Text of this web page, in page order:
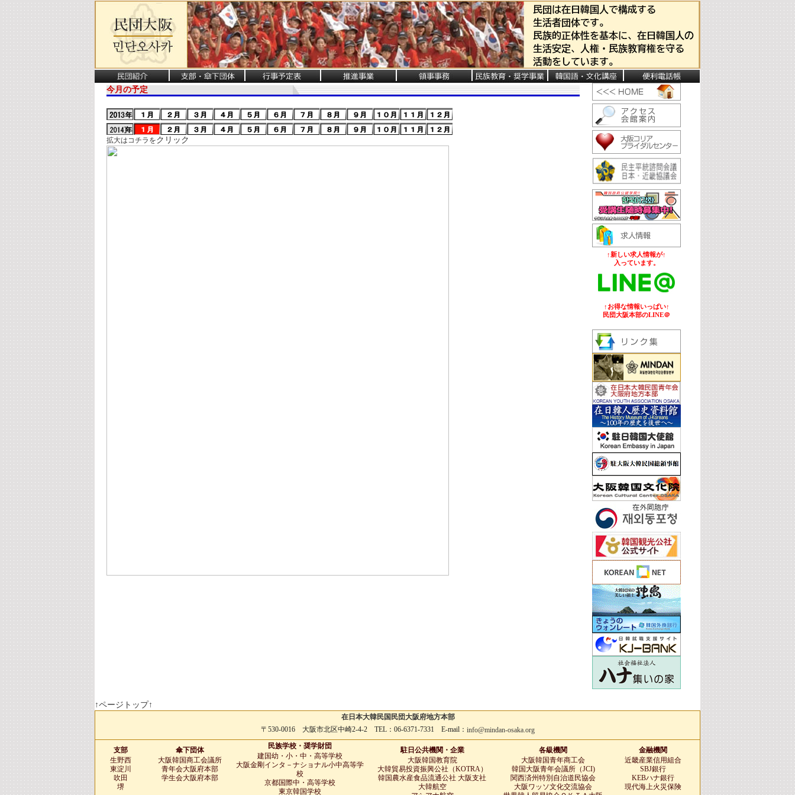
今月の予定
拡大はコチラをクリック
↑新しい求人情報が↑
入っています。
↑お得な情報いっぱい↑
民団大阪本部のLINE＠
↑ページトップ↑
在日本大韓民国民団大阪府地方本部
〒530-0016 大阪市北区中崎2-4-2 TEL：06-6371-7331 E-mail： info@mindan-osaka.org
支部
生野西
東淀川
吹田
堺
傘下団体
大阪韓国商工会議所
青年会大阪府本部
学生会大阪府本部
民族学校・奨学財団
建国幼・小・中・高等学校
大阪金剛インタ－ナショナル小中高等学
校
京都国際中・高等学校
東京韓国学校
駐日公共機関・企業
大阪韓国教育院
大韓貿易投資振興公社（KOTRA）
韓国農水産食品流通公社 大阪支社
大韓航空
各級機関
大阪韓国青年商工会
韓国大阪青年会議所（JCI)
関西済州特別自治道民協会
大阪ワッソ文化交流協会
金融機関
近畿産業信用組合
SBJ銀行
KEBハナ銀行
現代海上火災保険